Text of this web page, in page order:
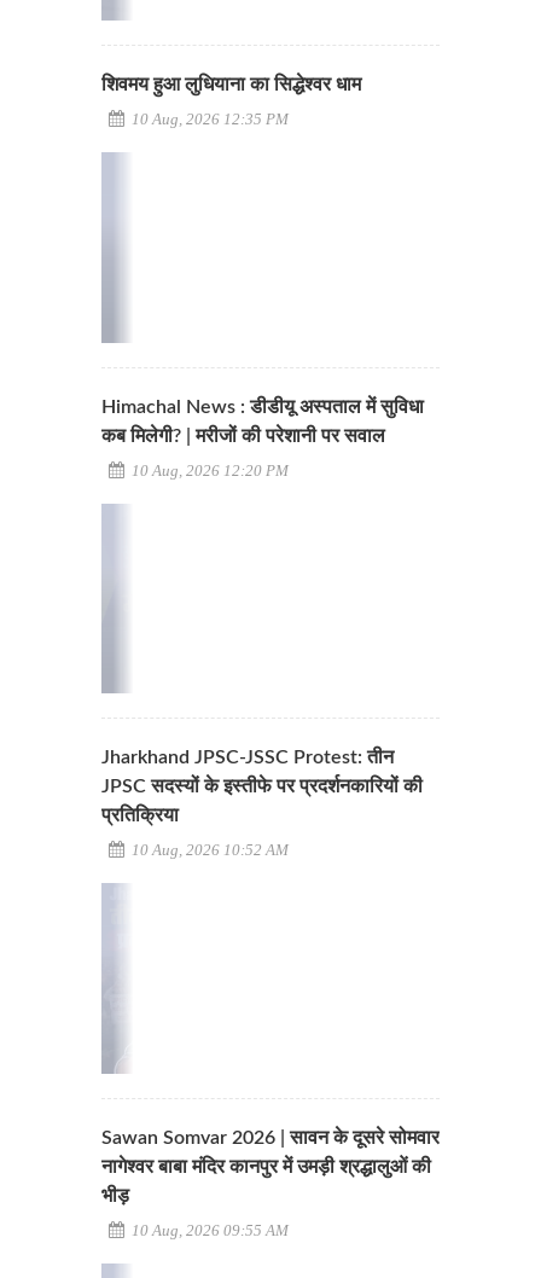
शिवमय हुआ लुधियाना का सिद्धेश्वर धाम
10 Aug, 2026 12:35 PM
Himachal News : डीडीयू अस्पताल में सुविधा
कब मिलेगी? | मरीजों की परेशानी पर सवाल
10 Aug, 2026 12:20 PM
Jharkhand JPSC-JSSC Protest: तीन
JPSC सदस्यों के इस्तीफे पर प्रदर्शनकारियों की
प्रतिक्रिया
10 Aug, 2026 10:52 AM
Sawan Somvar 2026 | सावन के दूसरे सोमवार
नागेश्वर बाबा मंदिर कानपुर में उमड़ी श्रद्धालुओं की
भीड़
10 Aug, 2026 09:55 AM